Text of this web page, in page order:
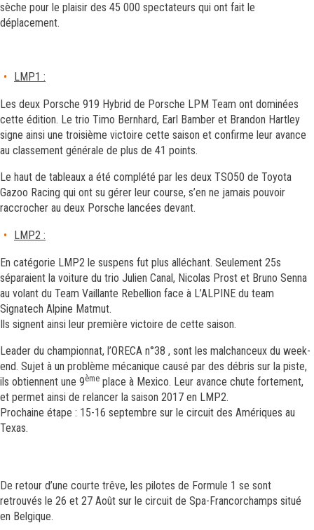
sèche pour le plaisir des 45 000 spectateurs qui ont fait le
déplacement.
LMP1 :
Les deux Porsche 919 Hybrid de Porsche LPM Team ont dominées
cette édition. Le trio Timo Bernhard, Earl Bamber et Brandon Hartley
signe ainsi une troisième victoire cette saison et confirme leur avance
au classement générale de plus de 41 points.
Le haut de tableaux a été complété par les deux TSO50 de Toyota
Gazoo Racing qui ont su gérer leur course, s’en ne jamais pouvoir
raccrocher au deux Porsche lancées devant.
LMP2 :
En catégorie LMP2 le suspens fut plus alléchant. Seulement 25s
séparaient la voiture du trio Julien Canal, Nicolas Prost et Bruno Senna
au volant du Team Vaillante Rebellion face à L’ALPINE du team
Signatech Alpine Matmut.
Ils signent ainsi leur première victoire de cette saison.
Leader du championnat, l’ORECA n°38 , sont les malchanceux du week-
end. Sujet à un problème mécanique causé par des débris sur la piste,
ils obtiennent une 9ème place à Mexico. Leur avance chute fortement,
et permet ainsi de relancer la saison 2017 en LMP2.
Prochaine étape : 15-16 septembre sur le circuit des Amériques au
Texas.
De retour d’une courte trêve, les pilotes de Formule 1 se sont
retrouvés le 26 et 27 Août sur le circuit de Spa-Francorchamps situé
en Belgique.